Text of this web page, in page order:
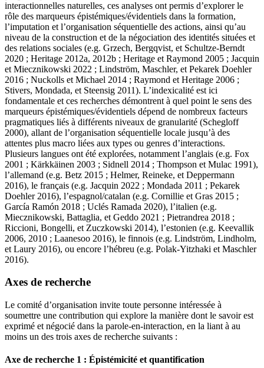
interactionnelles naturelles, ces analyses ont permis d’explorer le
rôle des marqueurs épistémiques/évidentiels dans la formation,
l’imputation et l’organisation séquentielle des actions, ainsi qu’au
niveau de la construction et de la négociation des identités situées et
des relations sociales (e.g. Grzech, Bergqvist, et Schultze-Berndt
2020 ; Heritage 2012a, 2012b ; Heritage et Raymond 2005 ; Jacquin
et Miecznikowski 2022 ; Lindström, Maschler, et Pekarek Doehler
2016 ; Nuckolls et Michael 2014 ; Raymond et Heritage 2006 ;
Stivers, Mondada, et Steensig 2011). L’indexicalité est ici
fondamentale et ces recherches démontrent à quel point le sens des
marqueurs épistémiques/évidentiels dépend de nombreux facteurs
pragmatiques liés à différents niveaux de granularité (Schegloff
2000), allant de l’organisation séquentielle locale jusqu’à des
attentes plus macro liées aux types ou genres d’interactions.
Plusieurs langues ont été explorées, notamment l’anglais (e.g. Fox
2001 ; Kärkkäinen 2003 ; Sidnell 2014 ; Thompson et Mulac 1991),
l’allemand (e.g. Betz 2015 ; Helmer, Reineke, et Deppermann
2016), le français (e.g. Jacquin 2022 ; Mondada 2011 ; Pekarek
Doehler 2016), l’espagnol/catalan (e.g. Cornillie et Gras 2015 ;
García Ramón 2018 ; Uclés Ramada 2020), l’italien (e.g.
Miecznikowski, Battaglia, et Geddo 2021 ; Pietrandrea 2018 ;
Riccioni, Bongelli, et Zuczkowski 2014), l’estonien (e.g. Keevallik
2006, 2010 ; Laanesoo 2016), le finnois (e.g. Lindström, Lindholm,
et Laury 2016), ou encore l’hébreu (e.g. Polak-Yitzhaki et Maschler
2016).
Axes de recherche
Le comité d’organisation invite toute personne intéressée à
soumettre une contribution qui explore la manière dont le savoir est
exprimé et négocié dans la parole-en-interaction, en la liant à au
moins un des trois axes de recherche suivants :
Axe de recherche 1 : Épistémicité et quantification